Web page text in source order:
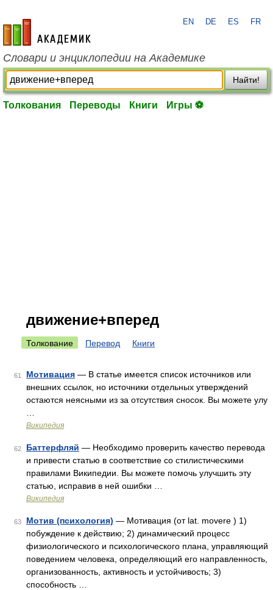
academic.ru
EN DE ES FR
Словари и энциклопедии на Академике
Найти!
Толкования Переводы Книги Игры ⚽
движение+вперед
Толкование Перевод Книги
61 Мотивация — В статье имеется список источников или
внешних ссылок, но источники отдельных утверждений
остаются неясными из за отсутствия сносок. Вы можете улу
Википедия
62 Баттерфляй — Необходимо проверить качество перевода
и привести статью в соответствие со стилистическими
правилами Википедии. Вы можете помочь улучшить эту
статью, исправив в ней ошибки …
Википедия
63 Мотив (психология) — Мотивация (от lat. movere ) 1)
побуждение к действию; 2) динамический процесс
физиологического и психологического плана, управляющий
поведением человека, определяющий его направленность,
организованность, активность и устойчивость; 3)
способность …